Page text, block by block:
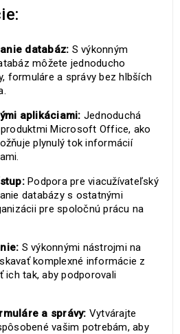
databáz: S výkonným
môžete jednoducho
formuláre a správy bez hlbších
aplikáciami: Jednoduchá
Microsoft Office, ako
plynulý tok informácií
Podpora pre viacužívateľský
databázy s ostatnými
pre spoločnú prácu na
S výkonnými nástrojmi na
komplexné informácie z
ich tak, aby podporovali
a správy: Vytvárajte
vašim potrebám, aby